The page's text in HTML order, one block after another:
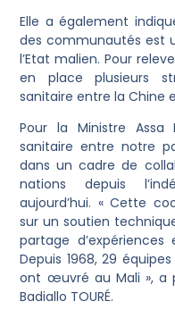
Elle a également
des communautés est
l’Etat malien. Pour
en place plusieurs
sanitaire entre la Chine
Pour la Ministre Assa
sanitaire entre notre
dans un cadre de
nations depuis
aujourd’hui. « Cette
sur un soutien
partage d’expériences
Depuis 1968, 29
ont œuvré au Mali », a
Badiallo TOURÉ.